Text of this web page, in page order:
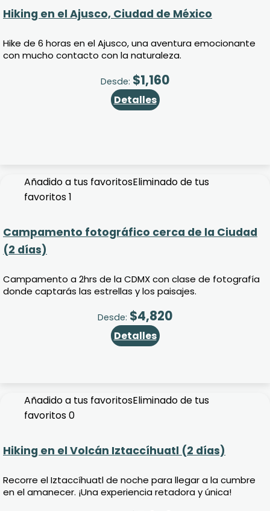
Hiking en el Ajusco, Ciudad de México
Hike de 6 horas en el Ajusco, una aventura emocionante
con mucho contacto con la naturaleza.
Desde: $1,160
Detalles
Añadido a tus favoritosEliminado de tus
favoritos1
Campamento fotográfico cerca de la Ciudad
(2 días)
Campamento a 2hrs de la CDMX con clase de fotografía
donde captarás las estrellas y los paisajes.
Desde: $4,820
Detalles
Añadido a tus favoritosEliminado de tus
favoritos0
Hiking en el Volcán Iztaccíhuatl (2 días)
Recorre el Iztaccíhuatl de noche para llegar a la cumbre
en el amanecer. ¡Una experiencia retadora y única!